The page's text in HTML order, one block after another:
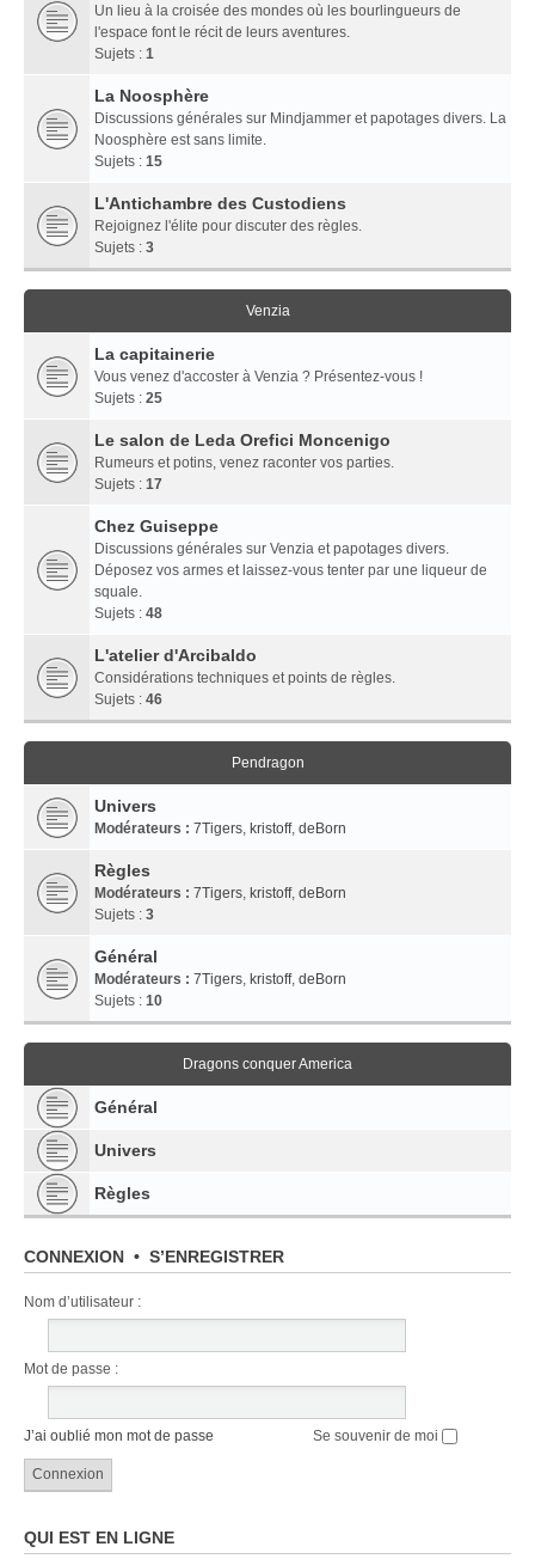
Un lieu à la croisée des mondes où les bourlingueurs de
l'espace font le récit de leurs aventures.
Sujets : 1
La Noosphère
Discussions générales sur Mindjammer et papotages divers. La
Noosphère est sans limite.
Sujets : 15
L'Antichambre des Custodiens
Rejoignez l'élite pour discuter des règles.
Sujets : 3
Venzia
La capitainerie
Vous venez d'accoster à Venzia ? Présentez-vous !
Sujets : 25
Le salon de Leda Orefici Moncenigo
Rumeurs et potins, venez raconter vos parties.
Sujets : 17
Chez Guiseppe
Discussions générales sur Venzia et papotages divers.
Déposez vos armes et laissez-vous tenter par une liqueur de
squale.
Sujets : 48
L'atelier d'Arcibaldo
Considérations techniques et points de règles.
Sujets : 46
Pendragon
Univers
Modérateurs : 7Tigers, kristoff, deBorn
Règles
Modérateurs : 7Tigers, kristoff, deBorn
Sujets : 3
Général
Modérateurs : 7Tigers, kristoff, deBorn
Sujets : 10
Dragons conquer America
Général
Univers
Règles
CONNEXION • S’ENREGISTRER
Nom d’utilisateur :
Mot de passe :
J’ai oublié mon mot de passe Se souvenir de moi
QUI EST EN LIGNE